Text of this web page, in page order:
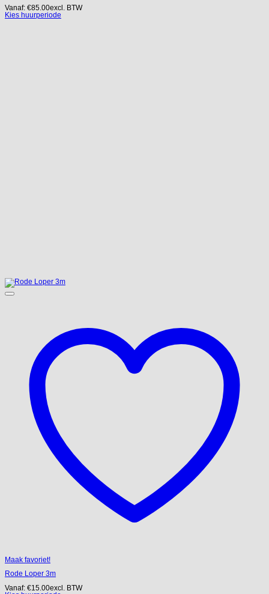
Vanaf: €85.00excl. BTW
Kies huurperiode
Maak favoriet!
Rode Loper 3m
Vanaf: €15.00excl. BTW